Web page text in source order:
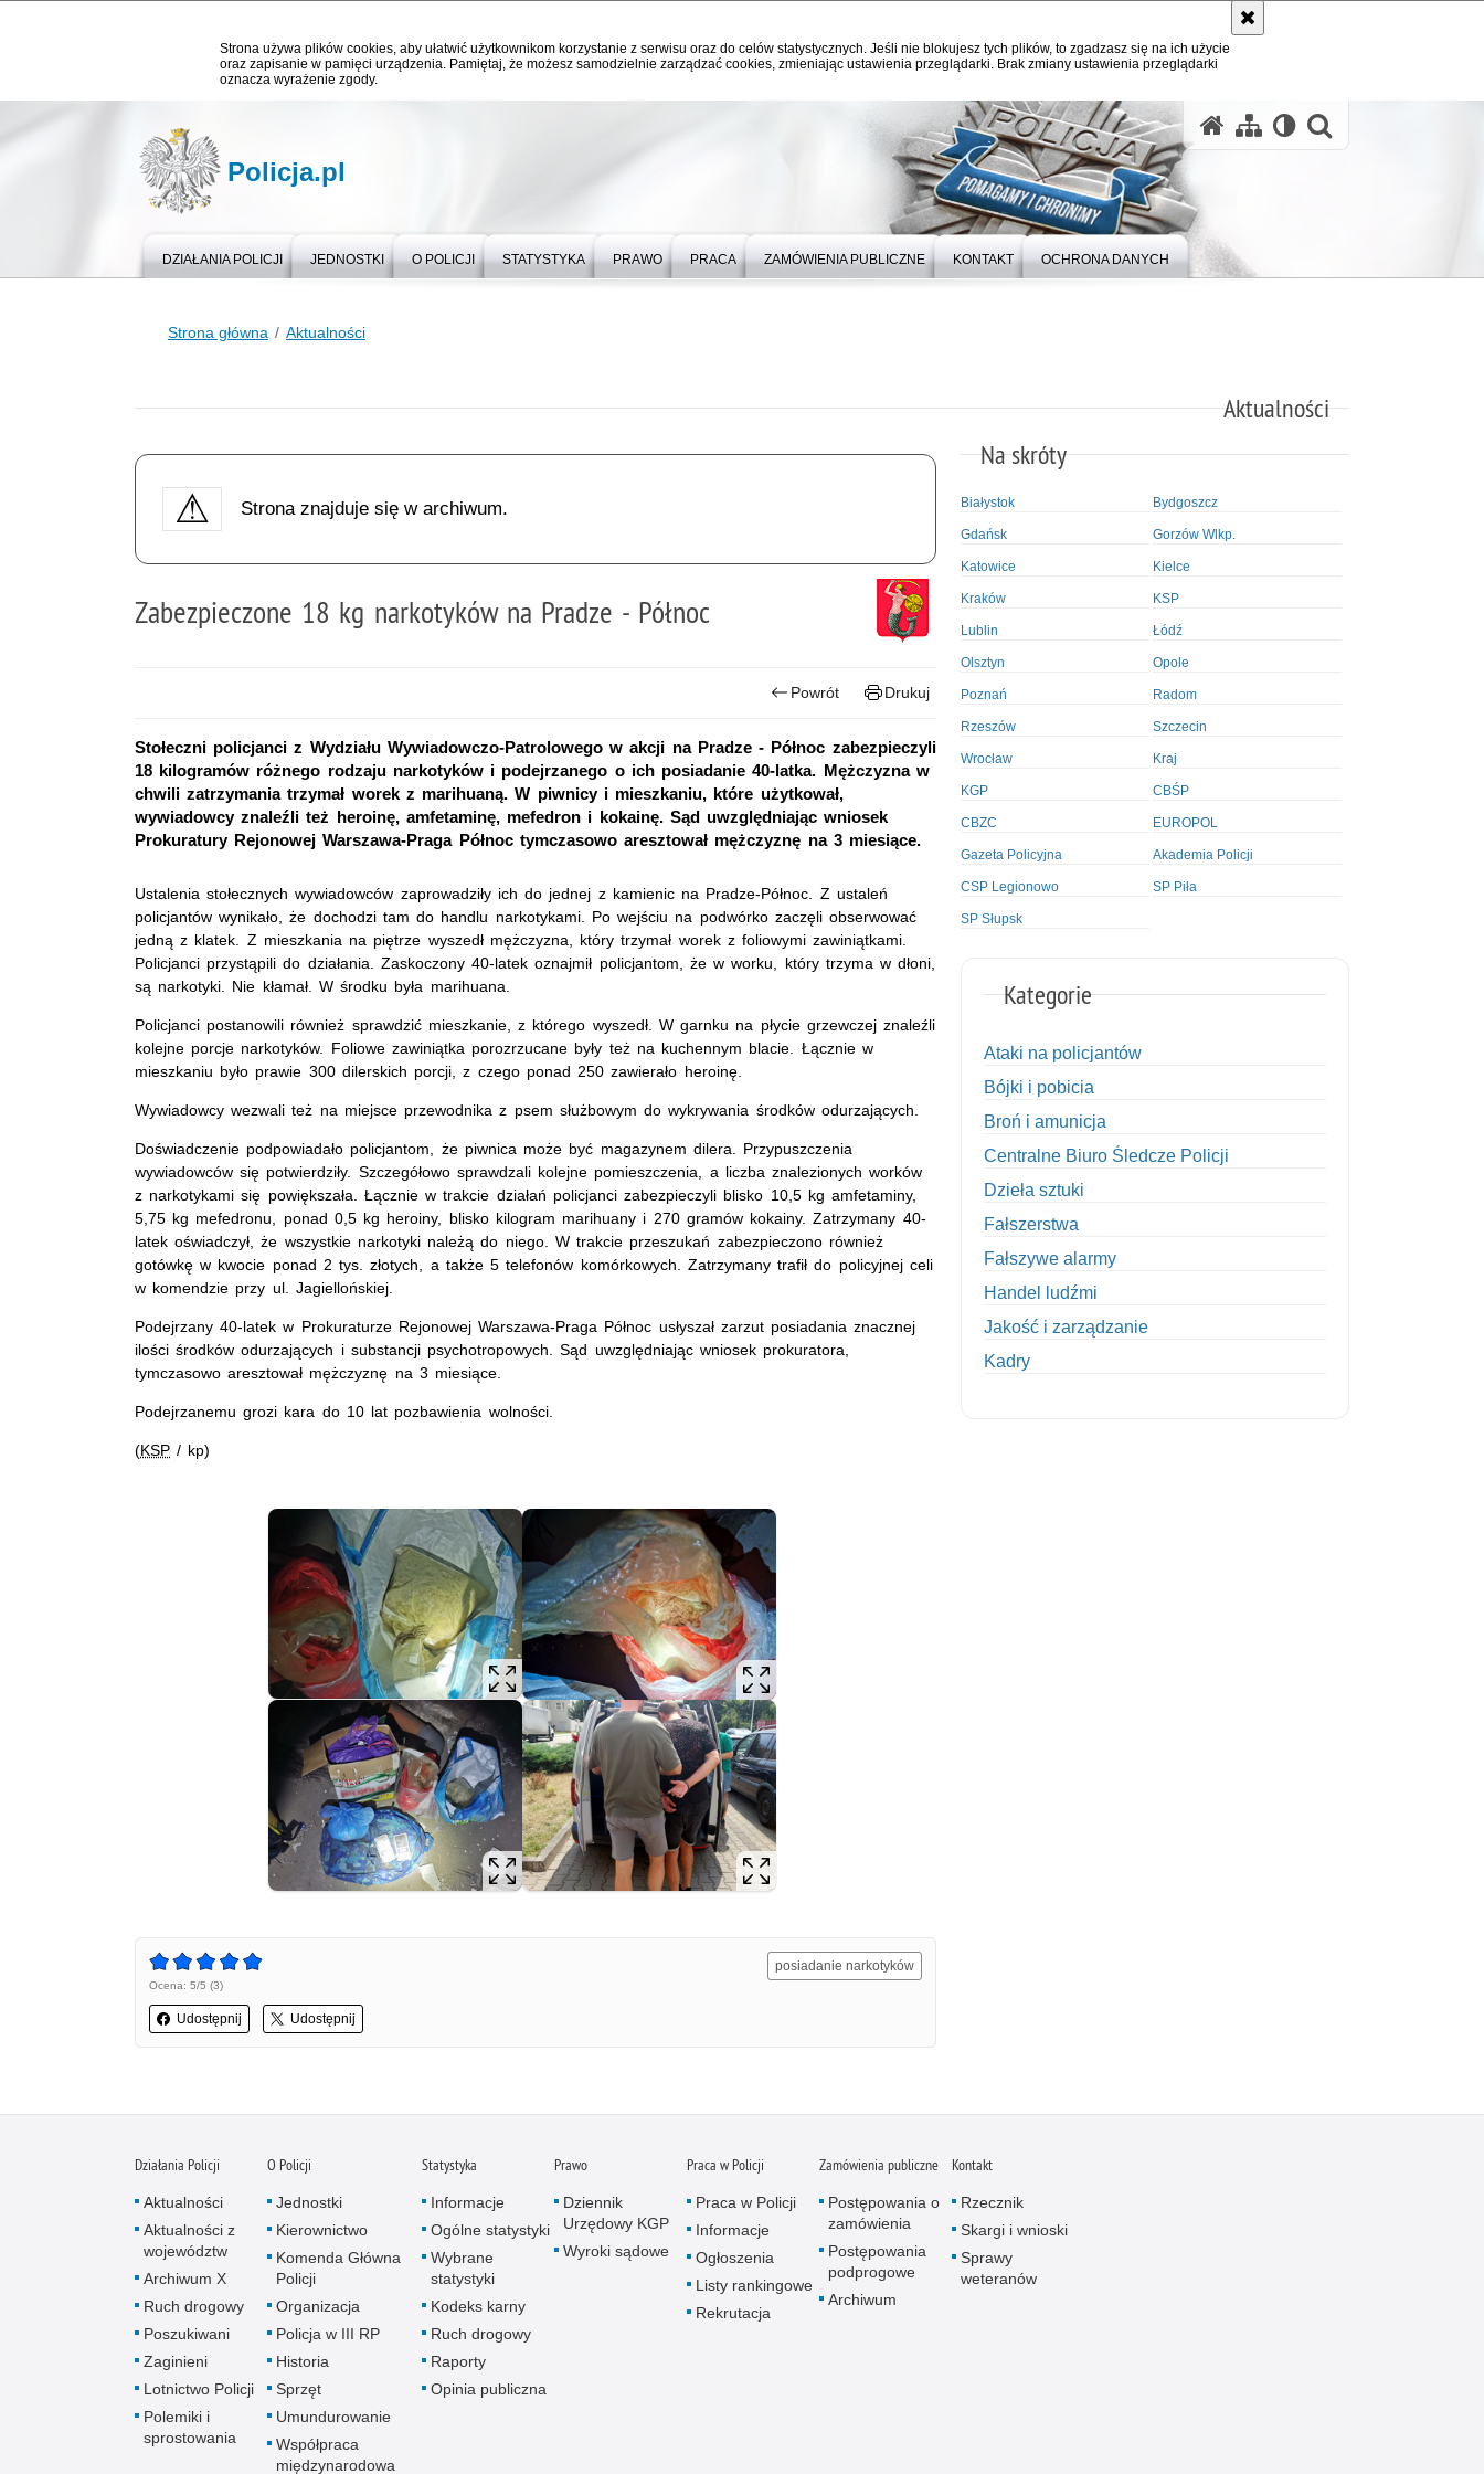
Strona używa plików cookies, aby ułatwić użytkownikom korzystanie z serwisu oraz do celów statystycznych. Jeśli nie blokujesz tych plików, to zgadzasz się na ich użycie
oraz zapisanie w pamięci urządzenia. Pamiętaj, że możesz samodzielnie zarządzać cookies, zmieniając ustawienia przeglądarki. Brak zmiany ustawienia przeglądarki
oznacza wyrażenie zgody.
Policja.pl
DZIAŁANIA POLICJI JEDNOSTKI O POLICJI STATYSTYKA PRAWO PRACA ZAMÓWIENIA PUBLICZNE KONTAKT OCHRONA DANYCH
Strona główna Aktualności
Aktualności
Strona znajduje się w archiwum.
Zabezpieczone 18 kg narkotyków na Pradze - Północ
Powrót Drukuj
Stołeczni policjanci z Wydziału Wywiadowczo-Patrolowego w akcji na Pradze - Północ zabezpieczyli
18 kilogramów różnego rodzaju narkotyków i podejrzanego o ich posiadanie 40-latka. Mężczyzna w
chwili zatrzymania trzymał worek z marihuaną. W piwnicy i mieszkaniu, które użytkował,
wywiadowcy znaleźli też heroinę, amfetaminę, mefedron i kokainę. Sąd uwzględniając wniosek
Prokuratury Rejonowej Warszawa-Praga Północ tymczasowo aresztował mężczyznę na 3 miesiące.
Ustalenia stołecznych wywiadowców zaprowadziły ich do jednej z kamienic na Pradze-Północ. Z ustaleń
policjantów wynikało, że dochodzi tam do handlu narkotykami. Po wejściu na podwórko zaczęli obserwować
jedną z klatek. Z mieszkania na piętrze wyszedł mężczyzna, który trzymał worek z foliowymi zawiniątkami.
Policjanci przystąpili do działania. Zaskoczony 40-latek oznajmił policjantom, że w worku, który trzyma w dłoni,
są narkotyki. Nie kłamał. W środku była marihuana.
Policjanci postanowili również sprawdzić mieszkanie, z którego wyszedł. W garnku na płycie grzewczej znaleźli
kolejne porcje narkotyków. Foliowe zawiniątka porozrzucane były też na kuchennym blacie. Łącznie w
mieszkaniu było prawie 300 dilerskich porcji, z czego ponad 250 zawierało heroinę.
Wywiadowcy wezwali też na miejsce przewodnika z psem służbowym do wykrywania środków odurzających.
Doświadczenie podpowiadało policjantom, że piwnica może być magazynem dilera. Przypuszczenia
wywiadowców się potwierdziły. Szczegółowo sprawdzali kolejne pomieszczenia, a liczba znalezionych worków
z narkotykami się powiększała. Łącznie w trakcie działań policjanci zabezpieczyli blisko 10,5 kg amfetaminy,
5,75 kg mefedronu, ponad 0,5 kg heroiny, blisko kilogram marihuany i 270 gramów kokainy. Zatrzymany 40-
latek oświadczył, że wszystkie narkotyki należą do niego. W trakcie przeszukań zabezpieczono również
gotówkę w kwocie ponad 2 tys. złotych, a także 5 telefonów komórkowych. Zatrzymany trafił do policyjnej celi
w komendzie przy ul. Jagiellońskiej.
Podejrzany 40-latek w Prokuraturze Rejonowej Warszawa-Praga Północ usłyszał zarzut posiadania znacznej
ilości środków odurzających i substancji psychotropowych. Sąd uwzględniając wniosek prokuratora,
tymczasowo aresztował mężczyznę na 3 miesiące.
Podejrzanemu grozi kara do 10 lat pozbawienia wolności.
(KSP / kp)
Ocena: 5/5 (3)
Udostępnij Udostępnij
posiadanie narkotyków
Na skróty
Białystok Bydgoszcz
Gdańsk Gorzów Wlkp.
Katowice Kielce
Kraków KSP
Lublin Łódź
Olsztyn Opole
Poznań Radom
Rzeszów Szczecin
Wrocław Kraj
KGP CBŚP
CBZC EUROPOL
Gazeta Policyjna Akademia Policji
CSP Legionowo SP Piła
SP Słupsk
Kategorie
Ataki na policjantów
Bójki i pobicia
Broń i amunicja
Centralne Biuro Śledcze Policji
Dzieła sztuki
Fałszerstwa
Fałszywe alarmy
Handel ludźmi
Jakość i zarządzanie
Kadry
Polemiki i sprostowania
Policja inaczej
Działania Policji
Aktualności
Aktualności z
województw
Archiwum X
Ruch drogowy
Poszukiwani
Zaginieni
Lotnictwo Policji
Polemiki i
sprostowania
O Policji
Jednostki
Kierownictwo
Komenda Główna
Policji
Organizacja
Policja w III RP
Historia
Sprzęt
Umundurowanie
Współpraca
międzynarodowa
Statystyka
Informacje
Ogólne statystyki
Wybrane
statystyki
Kodeks karny
Ruch drogowy
Raporty
Opinia publiczna
Prawo
Dziennik
Urzędowy KGP
Wyroki sądowe
Praca w Policji
Praca w Policji
Informacje
Ogłoszenia
Listy rankingowe
Rekrutacja
Zamówienia publiczne
Postępowania o
zamówienia
Postępowania
podprogowe
Archiwum
Kontakt
Rzecznik
Skargi i wnioski
Sprawy
weteranów